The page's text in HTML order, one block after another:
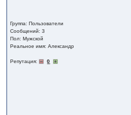
Группа: Пользователи
Сообщений: 3
Пол: Мужской
Реальное имя: Александр
Репутация: 0